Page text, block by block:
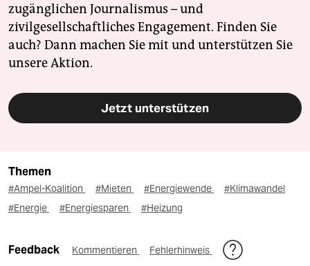
zugänglichen Journalismus – und
zivilgesellschaftliches Engagement. Finden Sie
auch? Dann machen Sie mit und unterstützen Sie
unsere Aktion.
Jetzt unterstützen
Themen
#Ampel-Koalition #Mieten #Energiewende
#Klimawandel
#Energie
#Energiesparen #Heizung
Feedback Kommentieren Fehlerhinweis